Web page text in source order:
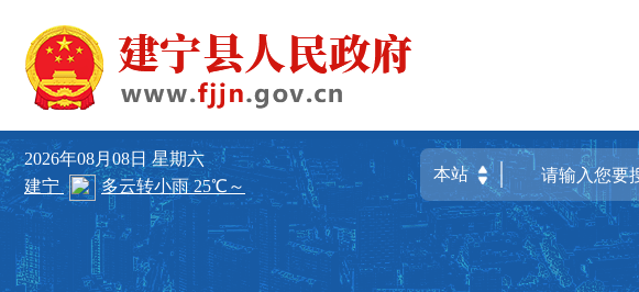
2026年08月08日星期六